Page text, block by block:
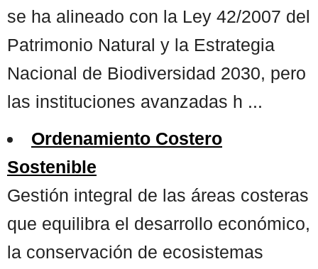
se ha alineado con la Ley 42/2007 del
Patrimonio Natural y la Estrategia
Nacional de Biodiversidad 2030, pero
las instituciones avanzadas h ...
Ordenamiento Costero
Sostenible
Gestión integral de las áreas costeras
que equilibra el desarrollo económico,
la conservación de ecosistemas